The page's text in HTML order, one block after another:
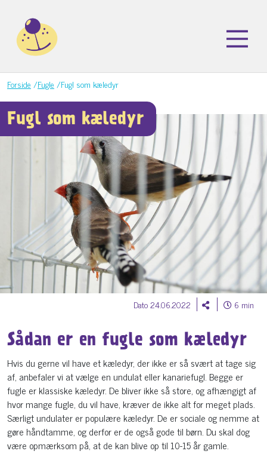
Forside /Fugle /Fugl som kæledyr
Fugl som kæledyr
Dato 24.06.2022 6 min
Sådan er en fugle som kæledyr
Hvis du gerne vil have et kæledyr, der ikke er så svært at tage sig
af, anbefaler vi at vælge en undulat eller kanariefugl. Begge er
fugle er klassiske kæledyr. De bliver ikke så store, og afhængigt af
hvor mange fugle, du vil have, kræver de ikke alt for meget plads.
Særligt undulater er populære kæledyr. De er sociale og nemme at
gøre håndtamme, og derfor er de også gode til børn. Du skal dog
være opmærksom på, at de kan blive op til 10-15 år gamle.